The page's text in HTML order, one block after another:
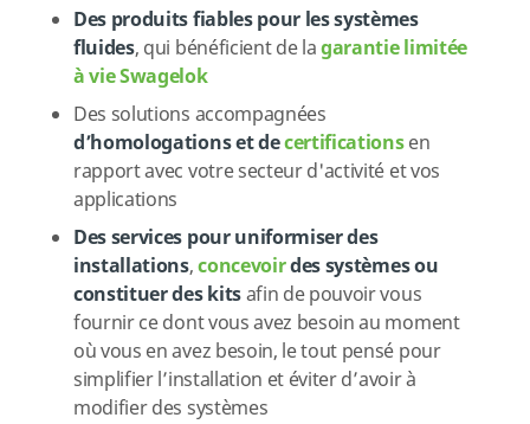
Des produits fiables pour les systèmes
fluides, qui bénéficient de lagarantie limitée
à vie Swagelok
Des solutions accompagnées
d’homologations et decertificationsen
rapport avec votre secteur d'activité et vos
applications
Des services pour uniformiser des
installations,concevoirdes systèmes ou
constituer des kitsafin de pouvoir vous
fournir ce dont vous avez besoin au moment
où vous en avez besoin, le tout pensé pour
simplifier l’installation et éviter d’avoir à
modifier des systèmes